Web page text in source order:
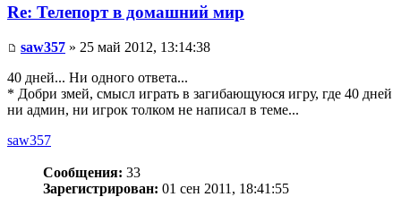
Re: Телепорт в домашний мир
saw357 » 25 май 2012, 13:14:38
40 дней... Ни одного ответа...
* Добри змей, смысл играть в загибающуюся игру, где 40 дней
ни админ, ни игрок толком не написал в теме...
saw357
Сообщения: 33
Зарегистрирован: 01 сен 2011, 18:41:55